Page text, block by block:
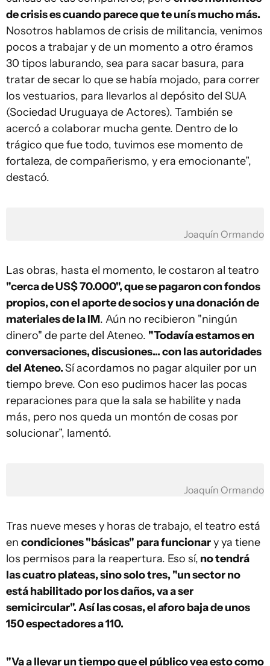
de crisis es cuando parece que te unís mucho más.
Nosotros hablamos de crisis de militancia, venimos
pocos a trabajar y de un momento a otro éramos
30 tipos laburando, sea para sacar basura, para
tratar de secar lo que se había mojado, para correr
los vestuarios, para llevarlos al depósito del SUA
(Sociedad Uruguaya de Actores). También se
acercó a colaborar mucha gente. Dentro de lo
trágico que fue todo, tuvimos ese momento de
fortaleza, de compañerismo, y era emocionante”,
destacó.
Joaquín Ormando
Las obras, hasta el momento, le costaron al teatro
"cerca de US$ 70.000", que se pagaron con fondos
propios, con el aporte de socios y una donación de
materiales de la IM. Aún no recibieron "ningún
dinero" de parte del Ateneo. "Todavía estamos en
conversaciones, discusiones... con las autoridades
del Ateneo.Sí acordamos no pagar alquiler por un
tiempo breve. Con eso pudimos hacer las pocas
reparaciones para que la sala se habilite y nada
más, pero nos queda un montón de cosas por
solucionar”, lamentó.
Joaquín Ormando
Tras nueve meses y horas de trabajo, el teatro está
en condiciones "básicas" para funcionary ya tiene
los permisos para la reapertura. Eso sí, no tendrá
las cuatro plateas, sino solo tres, "un sector no
está habilitado por los daños, va a ser
semicircular". Así las cosas, el aforo baja de unos
150 espectadores a 110.
"Va a llevar un tiempo que el público vea esto como